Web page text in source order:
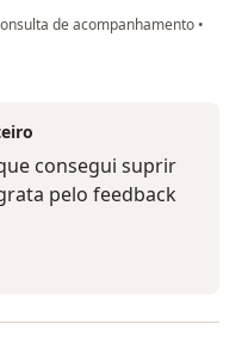
de acompanhamento •
Netto
consegui suprir
pelo feedback